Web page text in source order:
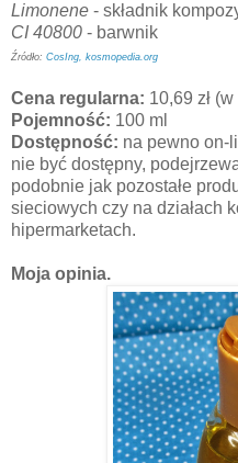
Limonene - składnik
CI 40800 - barwnik
Źródło: CosIng, kosmopedia.org
Cena regularna: 10,69 zł
Pojemność: 100 ml
Dostępność: na pewno on-
nie być dostępny,
podobnie jak pozostałe
sieciowych czy na działach
hipermarketach.
Moja opinia.